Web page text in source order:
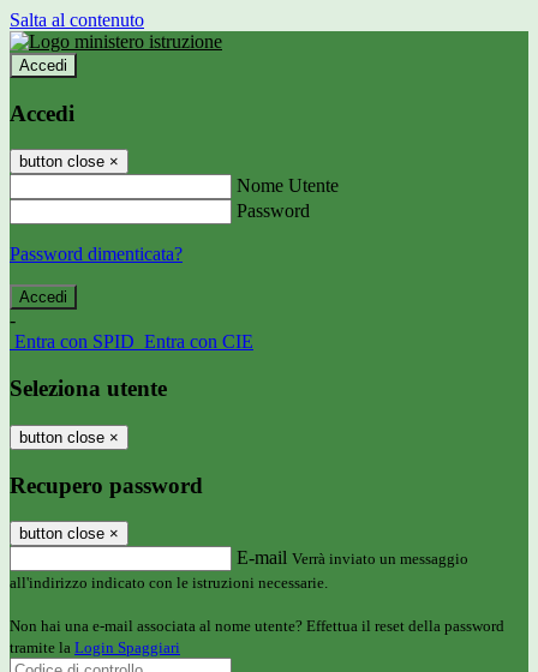
Salta al contenuto
Accedi
Accedi
button close ×
Nome Utente
Password
Password dimenticata?
-
Entra con SPID Entra con CIE
Seleziona utente
button close ×
Recupero password
button close ×
E-mail Verrà inviato un messaggio
all'indirizzo indicato con le istruzioni necessarie.
Non hai una e-mail associata al nome utente? Effettua il reset della password
tramite la Login Spaggiari